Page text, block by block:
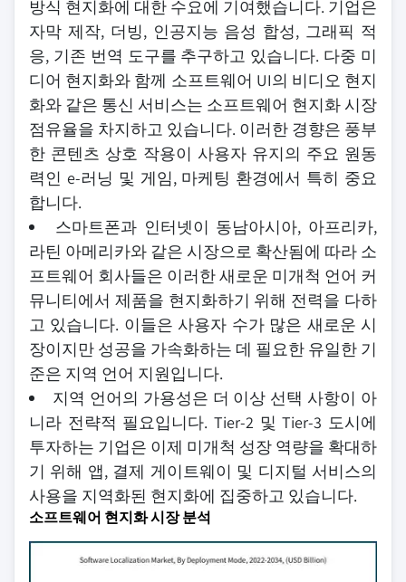
방식 현지화에 대한 수요에 기여했습니다. 기업은
자막 제작, 더빙, 인공지능 음성 합성, 그래픽 적
응, 기존 번역 도구를 추구하고 있습니다. 다중 미
디어 현지화와 함께 소프트웨어 UI의 비디오 현지
화와 같은 통신 서비스는 소프트웨어 현지화 시장
점유율을 차지하고 있습니다. 이러한 경향은 풍부
한 콘텐츠 상호 작용이 사용자 유지의 주요 원동
력인 e-러닝 및 게임, 마케팅 환경에서 특히 중요
합니다.
스마트폰과 인터넷이 동남아시아, 아프리카,
라틴 아메리카와 같은 시장으로 확산됨에 따라 소
프트웨어 회사들은 이러한 새로운 미개척 언어 커
뮤니티에서 제품을 현지화하기 위해 전력을 다하
고 있습니다. 이들은 사용자 수가 많은 새로운 시
장이지만 성공을 가속화하는 데 필요한 유일한 기
준은 지역 언어 지원입니다.
지역 언어의 가용성은 더 이상 선택 사항이 아
니라 전략적 필요입니다. Tier-2 및 Tier-3 도시에
투자하는 기업은 이제 미개척 성장 역량을 확대하
기 위해 앱, 결제 게이트웨이 및 디지털 서비스의
사용을 지역화된 현지화에 집중하고 있습니다.
소프트웨어 현지화 시장 분석